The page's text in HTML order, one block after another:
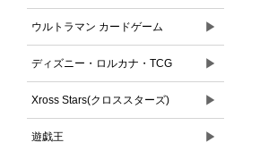
ウルトラマン カードゲーム ▶
ディズニー・ロルカナ・TCG ▶
Xross Stars(クロススターズ) ▶
遊戯王 ▶